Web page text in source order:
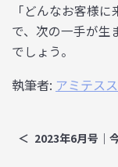
「どんなお客様
で、次の一手が生
でしょう。
執筆者: アミテス
2023年6月号｜